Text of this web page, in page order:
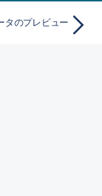
タのプレビュー